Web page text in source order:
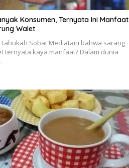
Konsumen, Ternyata Ini Manfaat
Walet
Sobat Mediatani bahwa sarang
ternyata kaya manfaat? Dalam dunia